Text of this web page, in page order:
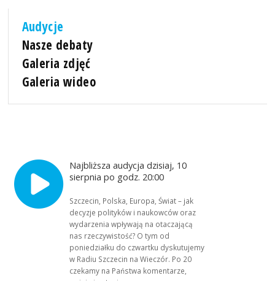
Audycje
Nasze debaty
Galeria zdjęć
Galeria wideo
Najbliższa audycja dzisiaj, 10
sierpnia po godz. 20:00
Szczecin, Polska, Europa, Świat – jak
decyzje polityków i naukowców oraz
wydarzenia wpływają na otaczającą
nas rzeczywistość? O tym od
poniedziałku do czwartku dyskutujemy
w Radiu Szczecin na Wieczór. Po 20
czekamy na Państwa komentarze,